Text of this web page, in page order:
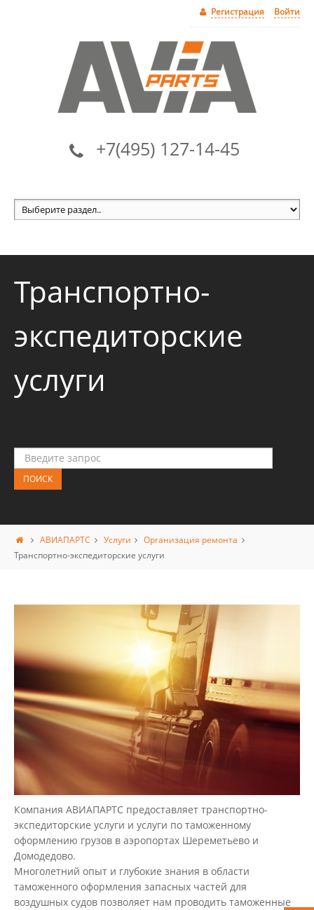
Регистрация Войти
+7(495) 127-14-45
Транспортно-
экспедиторские
услуги
АВИАПАРТС Услуги
Организация ремонта
Транспортно-экспедиторские услуги
Компания АВИАПАРТС предоставляет транспортно-
экспедиторские услуги и услуги по таможенному
оформлению грузов в аэропортах Шереметьево и
Домодедово.
Многолетний опыт и глубокие знания в области
таможенного оформления запасных частей для
воздушных судов позволяет нам проводить таможенные